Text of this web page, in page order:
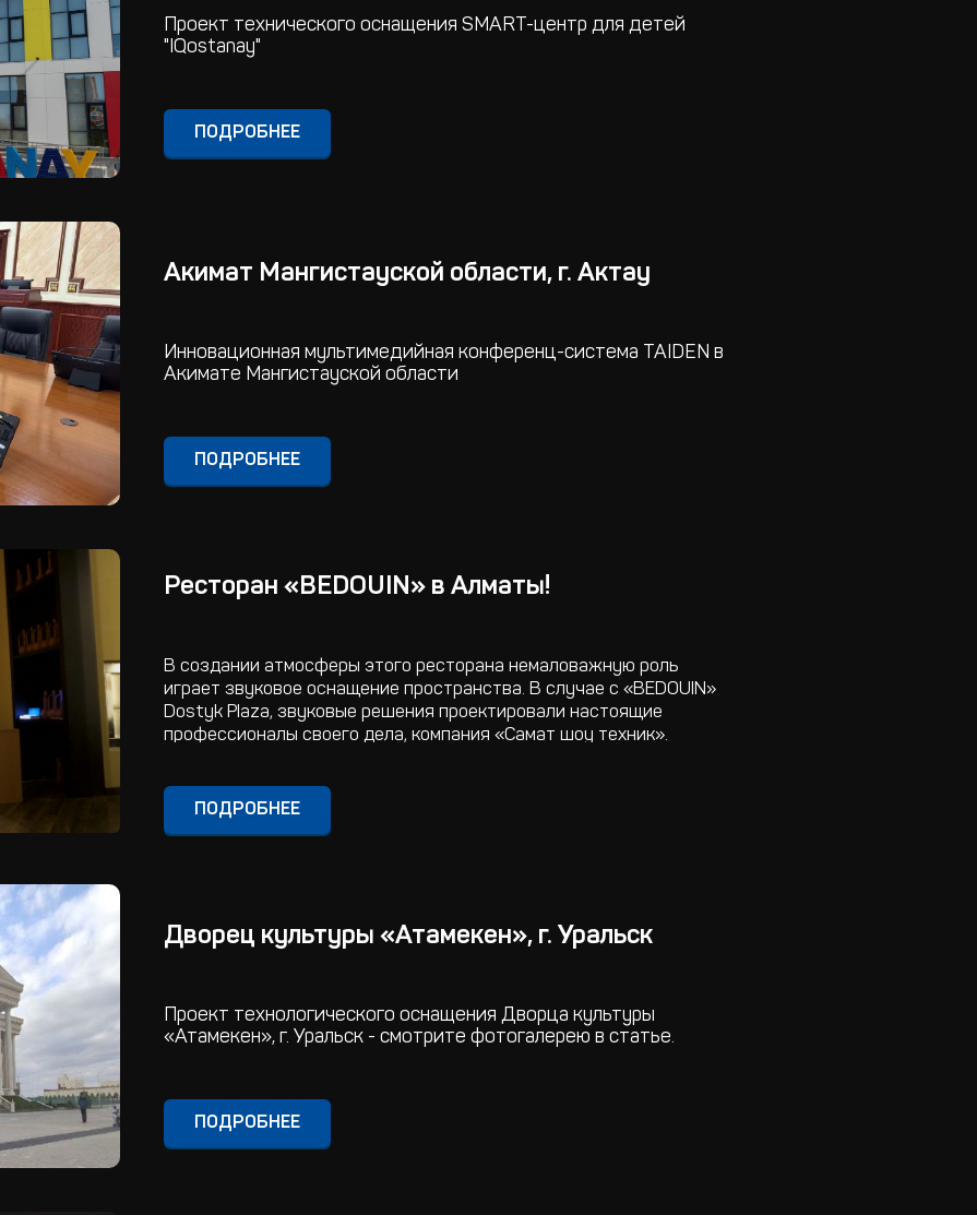
Проект технического оснащения SMART-центр для детей
"IQostanay"
ПОДРОБНЕЕ
Акимат Мангистауской области, г. Актау
Инновационная мультимедийная конференц-система TAIDEN в
Акимате Мангистауской области
ПОДРОБНЕЕ
Ресторан «BEDOUIN» в Алматы!
В создании атмосферы этого ресторана немаловажную роль
играет звуковое оснащение пространства. В случае с «BEDOUIN»
Dostyk Plaza, звуковые решения проектировали настоящие
профессионалы своего дела, компания «Самат шоу техник».
ПОДРОБНЕЕ
Дворец культуры «Атамекен», г. Уральск
Проект технологического оснащения Дворца культуры
«Атамекен», г. Уральск - смотрите фотогалерею в статье.
ПОДРОБНЕЕ